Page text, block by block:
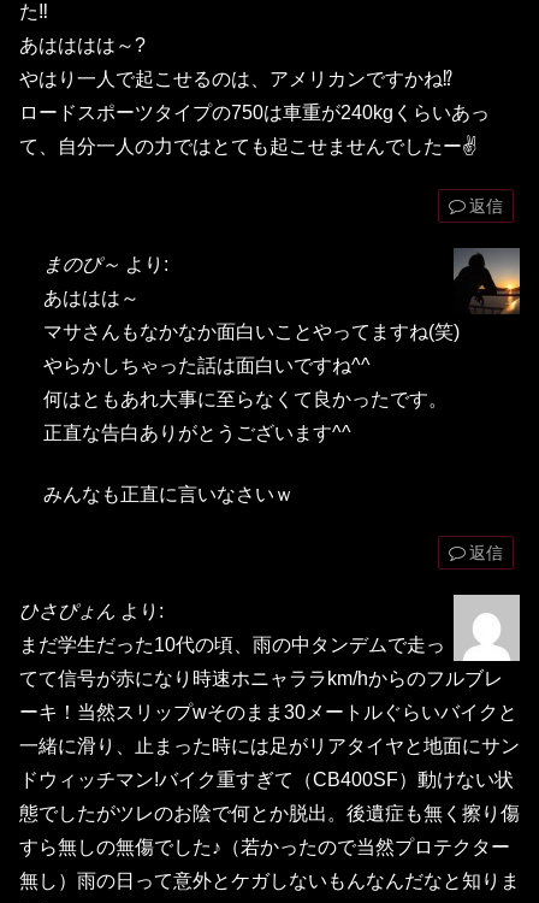
た‼
あはははは～?
やはり一人で起こせるのは、アメリカンですかね⁉
ロードスポーツタイプの750は車重が240kgくらいあっ
て、自分一人の力ではとても起こせませんでしたー✌
返信
まのぴ～ より:
あははは～
マサさんもなかなか面白いことやってますね(笑)
やらかしちゃった話は面白いですね^^
何はともあれ大事に至らなくて良かったです。
正直な告白ありがとうございます^^
みんなも正直に言いなさいｗ
返信
ひさぴょん より:
まだ学生だった10代の頃、雨の中タンデムで走っ
てて信号が赤になり時速ホニャララkm/hからのフルブレ
ーキ！当然スリップwそのまま30メートルぐらいバイクと
一緒に滑り、止まった時には足がリアタイヤと地面にサン
ドウィッチマン!バイク重すぎて（CB400SF）動けない状
態でしたがツレのお陰で何とか脱出。後遺症も無く擦り傷
すら無しの無傷でした♪（若かったので当然プロテクター
無し）雨の日って意外とケガしないもんなんだなと知りま